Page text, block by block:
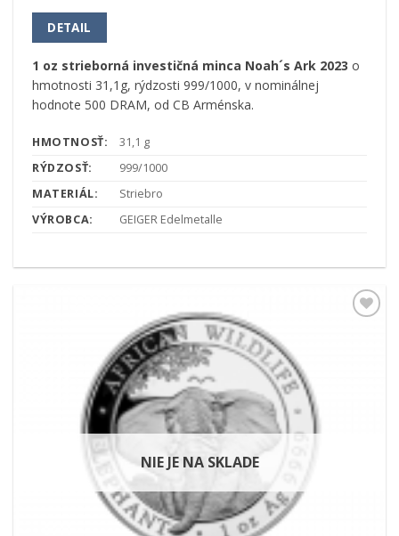
DETAIL
1 oz strieborná investičná minca Noah´s Ark 2023 o
hmotnosti 31,1g, rýdzosti 999/1000, v nominálnej
hodnote 500 DRAM, od CB Arménska.
HMOTNOSŤ:
31,1 g
RÝDZOSŤ:
999/1000
MATERIÁL:
Striebro
VÝROBCA:
GEIGER Edelmetalle
NIE JE NA SKLADE